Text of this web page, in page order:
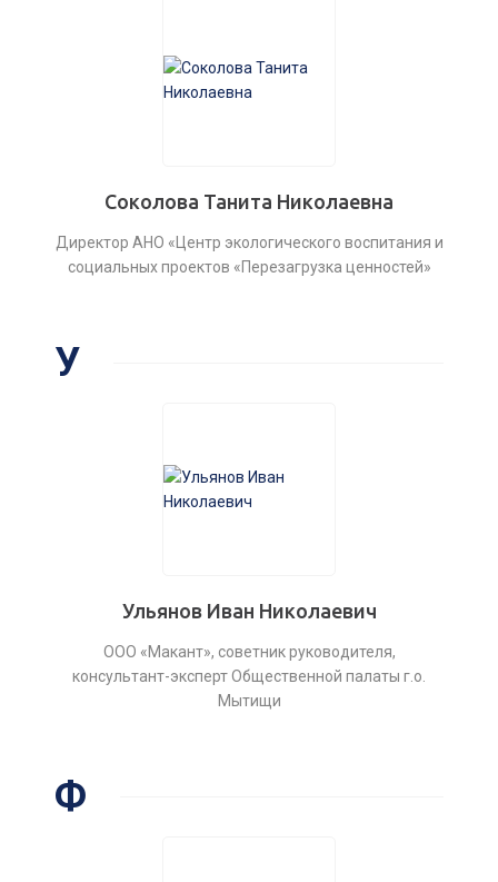
Соколова Танита Николаевна
Директор АНО «Центр экологического воспитания и
социальных проектов «Перезагрузка ценностей»
У
Ульянов Иван Николаевич
ООО «Макант», советник руководителя,
консультант-эксперт Общественной палаты г.о.
Мытищи
Ф